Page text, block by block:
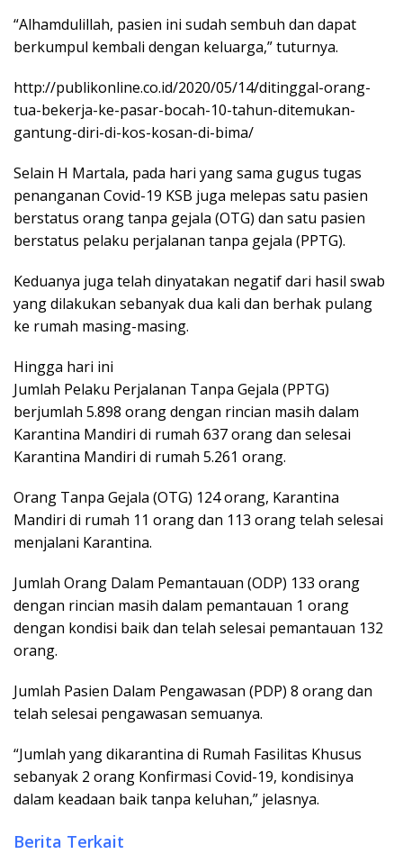
“Alhamdulillah, pasien ini sudah sembuh dan dapat
berkumpul kembali dengan keluarga,” tuturnya.
http://publikonline.co.id/2020/05/14/ditinggal-orang-
tua-bekerja-ke-pasar-bocah-10-tahun-ditemukan-
gantung-diri-di-kos-kosan-di-bima/
Selain H Martala, pada hari yang sama gugus tugas
penanganan Covid-19 KSB juga melepas satu pasien
berstatus orang tanpa gejala (OTG) dan satu pasien
berstatus pelaku perjalanan tanpa gejala (PPTG).
Keduanya juga telah dinyatakan negatif dari hasil swab
yang dilakukan sebanyak dua kali dan berhak pulang
ke rumah masing-masing.
Hingga hari ini
Jumlah Pelaku Perjalanan Tanpa Gejala (PPTG)
berjumlah 5.898 orang dengan rincian masih dalam
Karantina Mandiri di rumah 637 orang dan selesai
Karantina Mandiri di rumah 5.261 orang.
Orang Tanpa Gejala (OTG) 124 orang, Karantina
Mandiri di rumah 11 orang dan 113 orang telah selesai
menjalani Karantina.
Jumlah Orang Dalam Pemantauan (ODP) 133 orang
dengan rincian masih dalam pemantauan 1 orang
dengan kondisi baik dan telah selesai pemantauan 132
orang.
Jumlah Pasien Dalam Pengawasan (PDP) 8 orang dan
telah selesai pengawasan semuanya.
“Jumlah yang dikarantina di Rumah Fasilitas Khusus
sebanyak 2 orang Konfirmasi Covid-19, kondisinya
dalam keadaan baik tanpa keluhan,” jelasnya.
Berita Terkait